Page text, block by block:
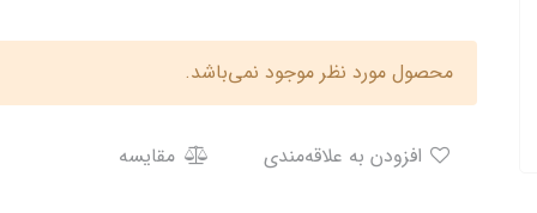
محصول مورد نظر موجود نمی‌باشد.
مقایسه